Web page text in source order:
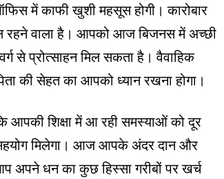
में काफी खुशी महसूस होगी। कारोबार
रहने वाला है। आपको आज बिजनस में अच्छी
से प्रोत्साहन मिल सकता है। वैवाहिक
की सेहत का आपको ध्यान रखना होगा।
आपकी शिक्षा में आ रही समस्याओं को दूर
मिलेगा। आज आपके अंदर दान और
अपने धन का कुछ हिस्सा गरीबों पर खर्च